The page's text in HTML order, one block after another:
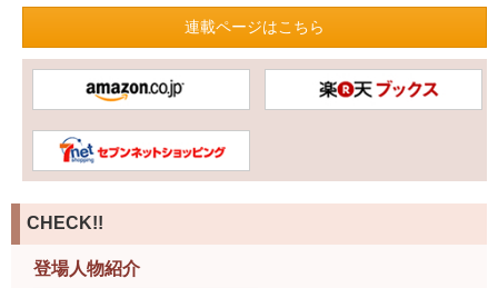
連載ページはこちら
CHECK!!
登場人物紹介